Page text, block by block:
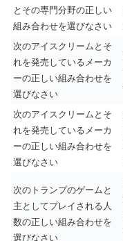
とその専門分野の正しい
組み合わせを選びなさい
次のアイスクリームとそ
れを発売しているメーカ
ーの正しい組み合わせを
選びなさい
次のアイスクリームとそ
れを発売しているメーカ
ーの正しい組み合わせを
選びなさい
次のトランプのゲームと
主としてプレイされる人
数の正しい組み合わせを
選びなさい